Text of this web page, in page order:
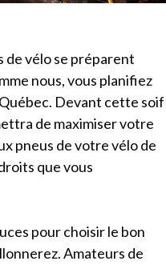
de vélo se préparent
nous, vous planifiez
Devant cette soif
de maximiser votre
pneus de votre vélo de
que vous
pour choisir le bon
Amateurs de